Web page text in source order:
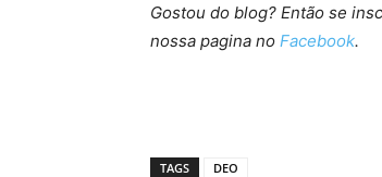
Gostou do blog? Então se
nossa pagina no Facebook.
TAGS DEO